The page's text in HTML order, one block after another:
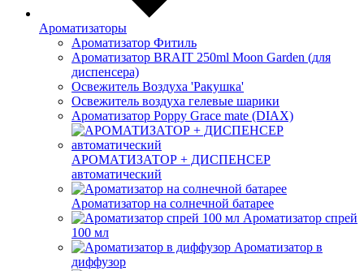
Ароматизаторы
Ароматизатор Фитиль
Ароматизатор BRAIT 250ml Moon Garden (для
диспенсера)
Освежитель Воздуха 'Ракушка'
Освежитель воздуха гелевые шарики
Ароматизатор Poppy Grace mate (DIAX)
АРОМАТИЗАТОР + ДИСПЕНСЕР
автоматический
Ароматизатор на солнечной батарее
Ароматизатор спрей
100 мл
Ароматизатор в
диффузор